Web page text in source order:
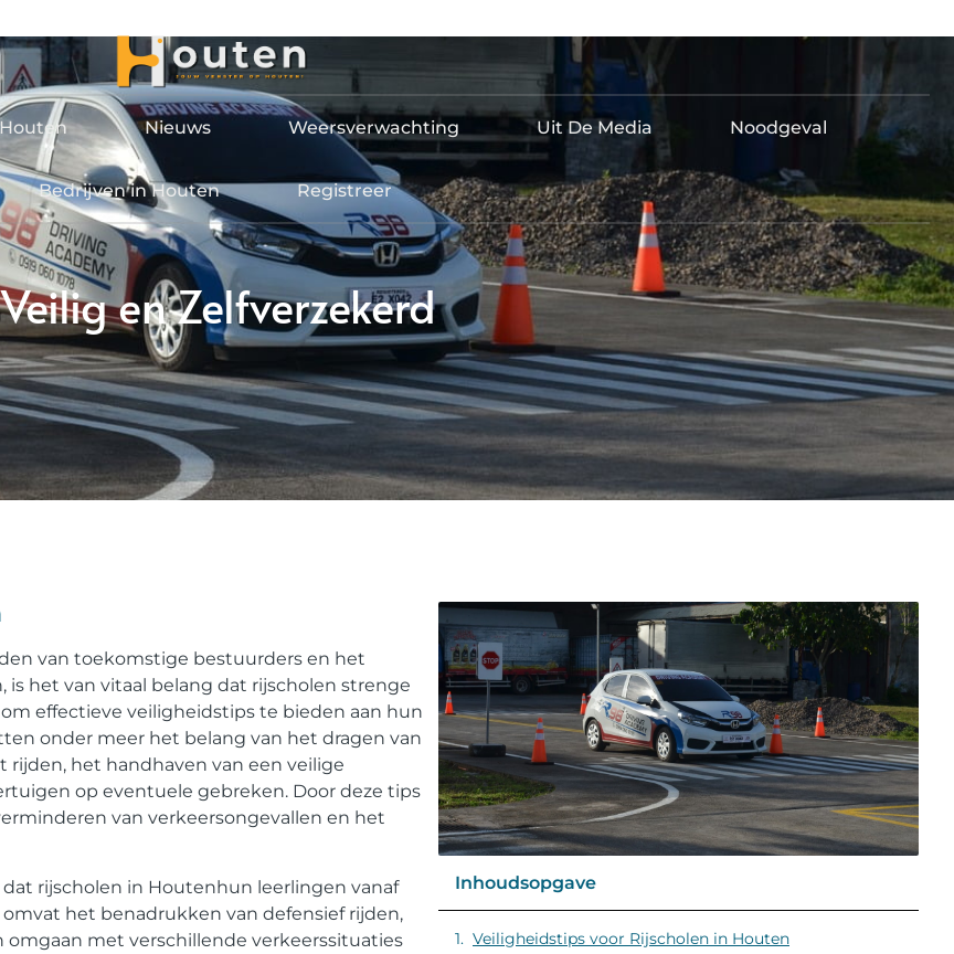
Nieuws Weersverwachting Uit De Media Noodgeval
Bedrijven in Houten Registreer
en Zelfverzekerd
van toekomstige bestuurders en het
het van vitaal belang dat rijscholen strenge
effectieve veiligheidstips te bieden aan hun
onder meer het belang van het dragen van
het handhaven van een veilige
op eventuele gebreken. Door deze tips
van verkeersongevallen en het
rijscholen in Houtenhun leerlingen vanaf
het benadrukken van defensief rijden,
met verschillende verkeerssituaties
Inhoudsopgave
Veiligheidstips voor Rijscholen in Houten